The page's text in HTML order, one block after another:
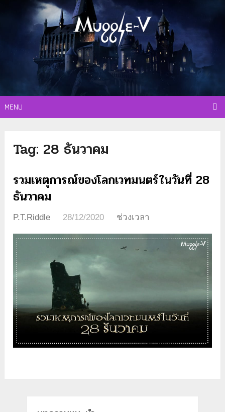
MENU
Tag: 28 ธันวาคม
รวมเหตุการณ์ของโลกเวทมนตร์ในวันที่ 28
ธันวาคม
P.T.Riddle 28/12/2020 ช่วงเวลา